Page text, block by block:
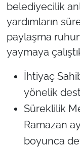
belediyecilik
yardımların
paylaşma
yaymaya
İhtiyaç
yönelik
Süreklilik
Ramazan
boyunca